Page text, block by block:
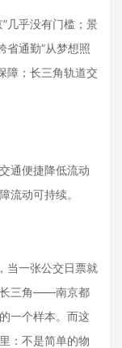
乎没有门槛；景
省通勤”从梦想照
障；长三角轨道交
通便捷降低流动
流动可持续。
一张公交日票就
长三角——南京都
一个样本。而这
：不是简单的物